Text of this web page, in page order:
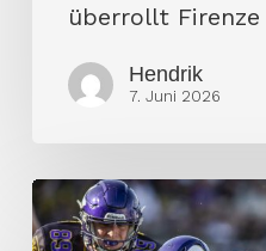
überrollt Firenze
Hendrik
7. Juni 2026
Vienna
Vikings